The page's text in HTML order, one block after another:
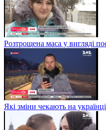
Розтрощена маса у вигляді
Які зміни чекають на